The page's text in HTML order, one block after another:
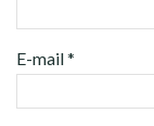
E-mail*